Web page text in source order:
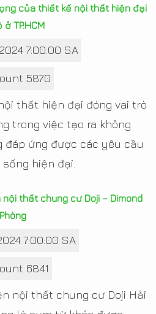
của thiết kế nội thất hiện đại
TP.HCM
7:00:00 SA
5870
thất hiện đại đóng vai trò
trong việc tạo ra không
đáp ứng được các yêu cầu
hiện đại.
nội thất chung cư Doji – Dimond
7:00:00 SA
6841
nội thất chung cư Doji Hải